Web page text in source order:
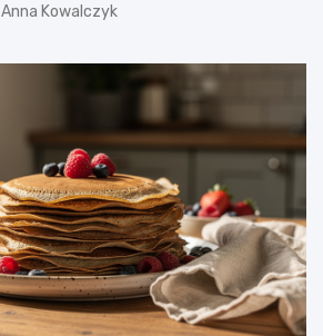
Anna Kowalczyk